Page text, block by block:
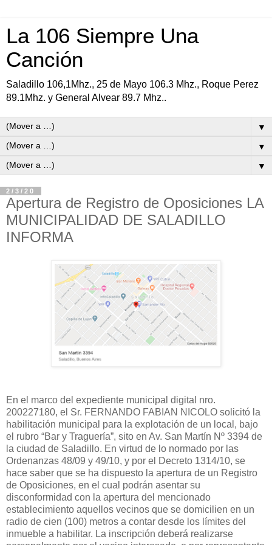
La 106 Siempre Una
Canción
Saladillo 106,1Mhz., 25 de Mayo 106.3 Mhz., Roque Perez
89.1Mhz. y General Alvear 89.7 Mhz..
▼
▼
▼
2/3/20
Apertura de Registro de Oposiciones LA
MUNICIPALIDAD DE SALADILLO
INFORMA
En el marco del expediente municipal digital nro.
200227180, el Sr. FERNANDO FABIAN NICOLO solicitó la
habilitación municipal para la explotación de un local, bajo
el rubro “Bar y Traguería”, sito en Av. San Martín Nº 3394 de
la ciudad de Saladillo. En virtud de lo normado por las
Ordenanzas 48/09 y 49/10, y por el Decreto 1314/10, se
hace saber que se ha dispuesto la apertura de un Registro
de Oposiciones, en el cual podrán asentar su
disconformidad con la apertura del mencionado
establecimiento aquellos vecinos que se domicilien en un
radio de cien (100) metros a contar desde los límites del
inmueble a habilitar. La inscripción deberá realizarse